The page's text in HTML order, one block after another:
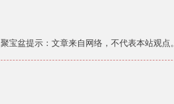
聚宝盆提示：文章来自网络，不代表本站观点。